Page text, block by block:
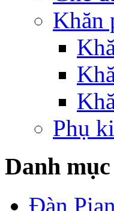
Khăn
Phụ
Danh
Đàn